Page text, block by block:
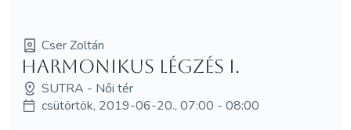
Cser Zoltán
Harmonikus légzés I.
SUTRA - Női tér
csütörtök, 2019-06-20., 07:00 - 08:00